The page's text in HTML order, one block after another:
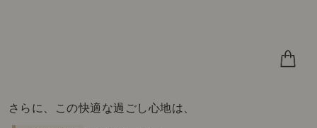
さらに、この快適な過ごし心地は、